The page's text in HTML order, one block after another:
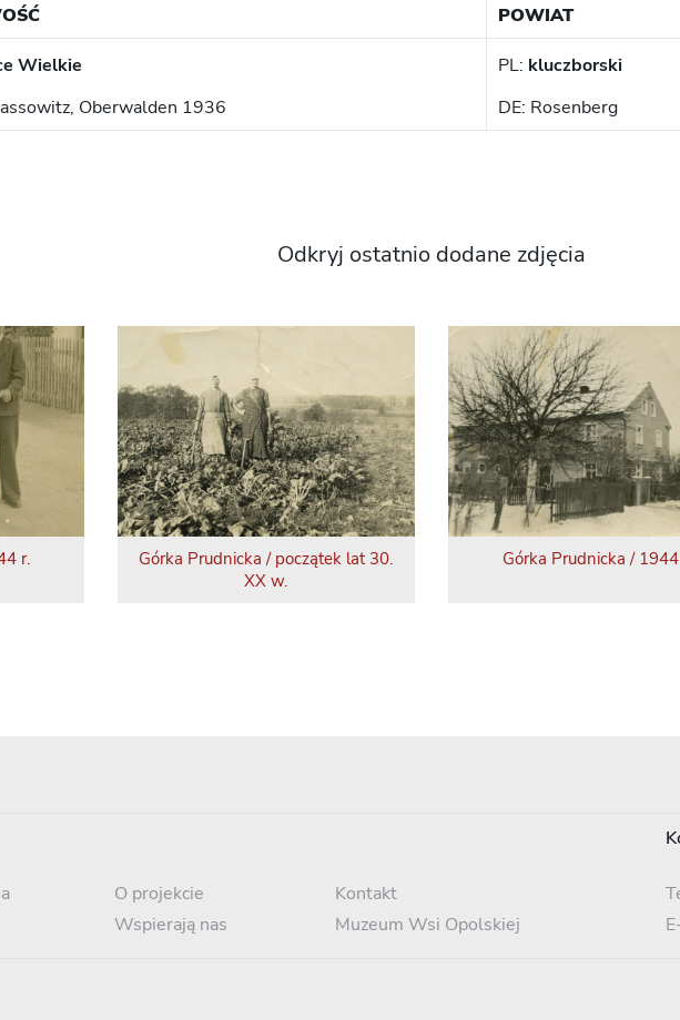
POWIAT
Wielkie
Oberwalden 1936
PL: kluczborski
DE: Rosenberg
Odkryj ostatnio dodane zdjęcia
r.
Górka Prudnicka / początek lat 30.
XX w.
Górka Prudnicka /
O projekcie
Wspierają nas
Kontakt
Muzeum Wsi Opolskiej